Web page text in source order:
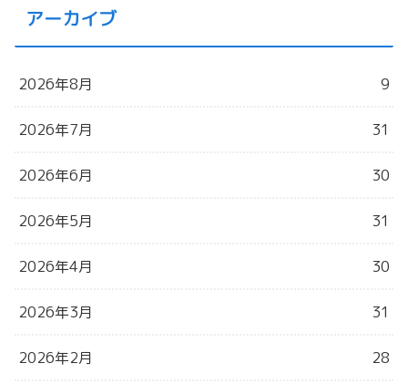
アーカイブ
2026年8月 9
2026年7月 31
2026年6月 30
2026年5月 31
2026年4月 30
2026年3月 31
2026年2月 28